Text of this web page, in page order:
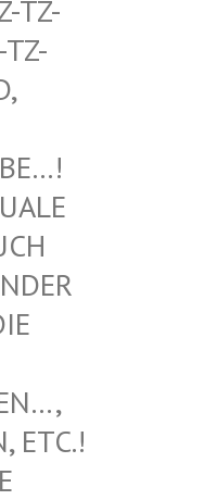
VZ
AA
GI
FÜ
ER
VO
EI
12